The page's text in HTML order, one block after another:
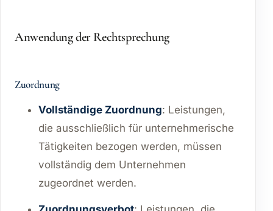
Anwendung der Rechtsprechung
Zuordnung
Vollständige Zuordnung: Leistungen,
die ausschließlich für unternehmerische
Tätigkeiten bezogen werden, müssen
vollständig dem Unternehmen
zugeordnet werden.